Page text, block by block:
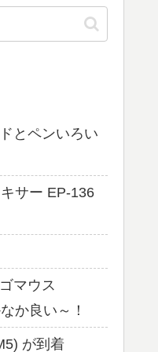
とペンいろい
サー EP-136
マウス
か良い～！
が到着